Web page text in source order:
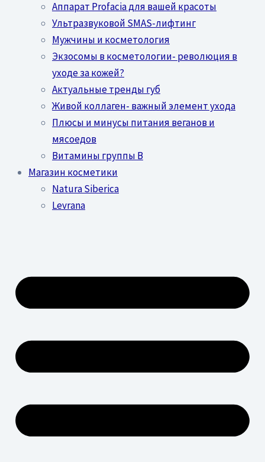
Аппарат Profacia для вашей красоты
Ультразвуковой SMAS-лифтинг
Мужчины и косметология
Экзосомы в косметологии- революция в
уходе за кожей?
Актуальные тренды губ
Живой коллаген- важный элемент ухода
Плюсы и минусы питания веганов и
мясоедов
Витамины группы В
Магазин косметики
Natura Siberica
Levrana